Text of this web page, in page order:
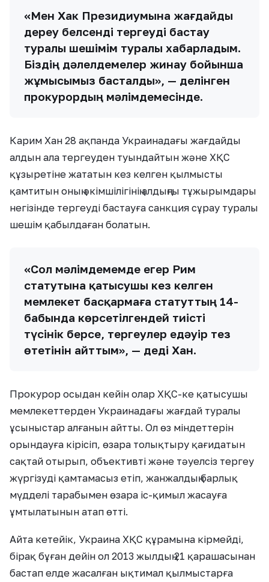
«Мен Хак Президиумына жағдайды
дереу белсенді тергеуді бастау
туралы шешімім туралы хабарладым.
Біздің дәлелдемелер жинау бойынша
жұмысымыз басталды», — делінген
прокурордың мәлімдемесінде.
Карим Хан 28 ақпанда Украинадағы жағдайды
алдын ала тергеуден туындайтын және ХҚС
құзыретіне жататын кез келген қылмысты
қамтитын оның әкімшілігінің алдыңғы тұжырымдары
негізінде тергеуді бастауға санкция сұрау туралы
шешім қабылдаған болатын.
«Сол мәлімдемемде егер Рим
статутына қатысушы кез келген
мемлекет басқармаға статуттың 14-
бабында көрсетілгендей тиісті
түсінік берсе, тергеулер едәуір тез
өтетінін айттым», — деді Хан.
Прокурор осыдан кейін олар ХҚС-ке қатысушы
мемлекеттерден Украинадағы жағдай туралы
ұсыныстар алғанын айтты. Ол өз міндеттерін
орындауға кірісіп, өзара толықтыру қағидатын
сақтай отырып, объективті және тәуелсіз тергеу
жүргізуді қамтамасыз етіп, жанжалдың барлық
мүдделі тарабымен өзара іс-қимыл жасауға
ұмтылатынын атап өтті.
Айта кетейік, Украина ХҚС құрамына кірмейді,
бірақ бұған дейін ол 2013 жылдың 21 қарашасынан
бастап елде жасалған ықтимал қылмыстарға